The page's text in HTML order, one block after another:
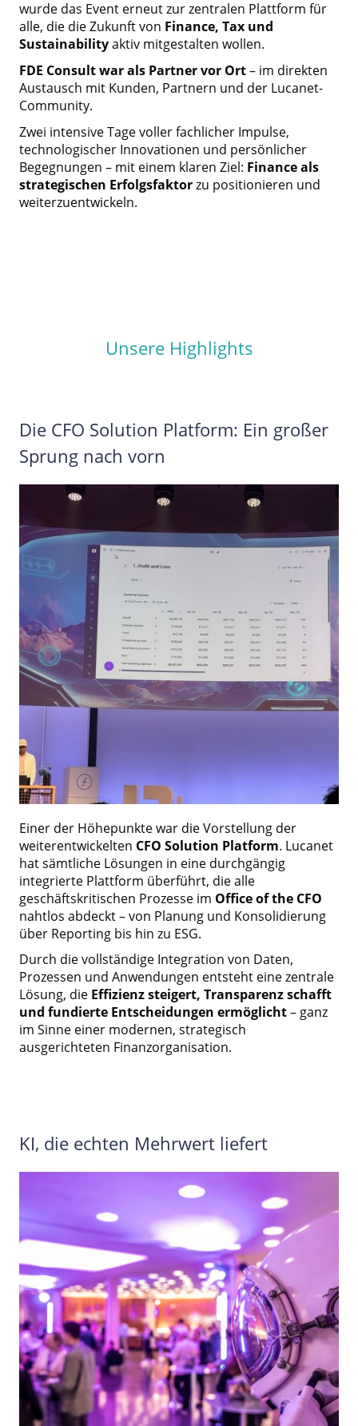
wurde das Event erneut zur zentralen Plattform für
alle, die die Zukunft von Finance, Tax und
Sustainabilityaktiv mitgestalten wollen.
FDE Consult war als Partner vor Ort– im direkten
Austausch mit Kunden, Partnern und der Lucanet-
Community.
Zwei intensive Tage voller fachlicher Impulse,
technologischer Innovationen und persönlicher
Begegnungen – mit einem klaren Ziel: Finance als
strategischen Erfolgsfaktorzu positionieren und
weiterzuentwickeln.
Unsere Highlights
Die CFO Solution Platform: Ein großer
Sprung nach vorn
Einer der Höhepunkte war die Vorstellung der
weiterentwickelten CFO Solution Platform. Lucanet
hat sämtliche Lösungen in eine durchgängig
integrierte Plattform überführt, die alle
geschäftskritischen Prozesse im Office of the CFO
nahtlos abdeckt – von Planung und Konsolidierung
über Reporting bis hin zu ESG.
Durch die vollständige Integration von Daten,
Prozessen und Anwendungen entsteht eine zentrale
Lösung, die Effizienz steigert, Transparenz schafft
und fundierte Entscheidungen ermöglicht– ganz
im Sinne einer modernen, strategisch
ausgerichteten Finanzorganisation.
KI, die echten Mehrwert liefert